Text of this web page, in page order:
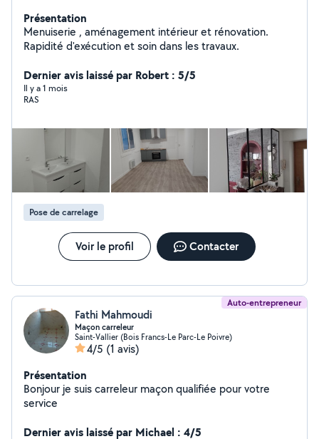
Présentation
Menuiserie , aménagement intérieur et rénovation.
Rapidité d'exécution et soin dans les travaux.
Dernier avis laissé par Robert : 5/5
Il y a 1 mois
RAS
Pose de carrelage
Voir le profil Contacter
Auto-entrepreneur
Fathi Mahmoudi
Maçon carreleur
Saint-Vallier (Bois Francs-Le Parc-Le Poivre)
4/5 (1 avis)
Présentation
Bonjour je suis carreleur maçon qualifiée pour votre
service
Dernier avis laissé par Michael : 4/5